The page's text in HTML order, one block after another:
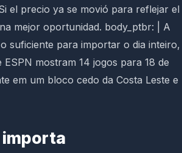
el precio ya se movió para reflejar el
mejor oportunidad. body_ptbr: | A
suficiente para importar o dia inteiro,
mostram 14 jogos para 18 de
em um bloco cedo da Costa Leste e
importa